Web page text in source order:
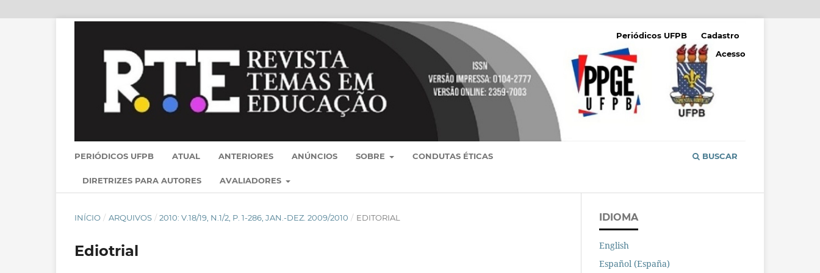
PERIÓDICOS UFPB ATUAL ANTERIORES ANÚNCIOS SOBRE CONDUTAS ÉTICAS
DIRETRIZES PARA AUTORES AVALIADORES
BUSCAR
Periódicos UFPB
Cadastro
Acesso
INÍCIO / ARQUIVOS / 2010: V.18/19, N.1/2, P. 1-286, JAN.-DEZ. 2009/2010 / EDITORIAL
Ediotrial
IDIOMA
English
Español (España)